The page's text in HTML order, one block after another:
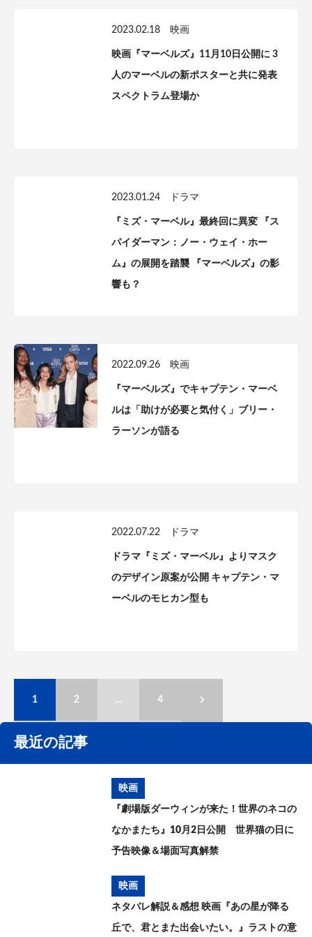
2023.02.18 映画
映画『マーベルズ』11月10日公開に 3
人のマーベルの新ポスターと共に発表
スペクトラム登場か
2023.01.24 ドラマ
『ミズ・マーベル』最終回に異変 『ス
パイダーマン：ノー・ウェイ・ホー
ム』の展開を踏襲 『マーベルズ』の影
響も？
2022.09.26 映画
『マーベルズ』でキャプテン・マーベ
ルは「助けが必要と気付く」ブリー・
ラーソンが語る
2022.07.22 ドラマ
ドラマ『ミズ・マーベル』よりマスク
のデザイン原案が公開 キャプテン・マ
ーベルのモヒカン型も
1 2 … 4
最近の記事
映画
『劇場版ダーウィンが来た！世界のネコの
なかまたち』10月2日公開 世界猫の日に
予告映像＆場面写真解禁
映画
ネタバレ解説＆感想 映画『あの星が降る
丘で、君とまた出会いたい。』ラストの意